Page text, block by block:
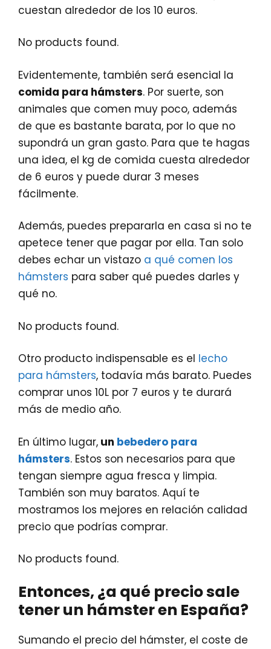
cuestan alrededor de los 10 euros.
No products found.
Evidentemente, también será esencial la
comida para hámsters. Por suerte, son
animales que comen muy poco, además
de que es bastante barata, por lo que no
supondrá un gran gasto. Para que te hagas
una idea, el kg de comida cuesta alrededor
de 6 euros y puede durar 3 meses
fácilmente.
Además, puedes prepararla en casa si no te
apetece tener que pagar por ella. Tan solo
debes echar un vistazo a qué comen los
hámsters para saber qué puedes darles y
qué no.
No products found.
Otro producto indispensable es el lecho
para hámsters, todavía más barato. Puedes
comprar unos 10L por 7 euros y te durará
más de medio año.
En último lugar, un bebedero para
hámsters. Estos son necesarios para que
tengan siempre agua fresca y limpia.
También son muy baratos. Aquí te
mostramos los mejores en relación calidad
precio que podrías comprar.
No products found.
Entonces, ¿a qué precio sale
tener un hámster en España?
Sumando el precio del hámster, el coste de